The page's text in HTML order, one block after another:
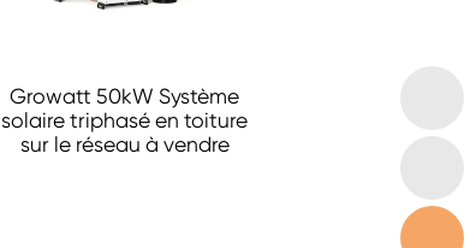
Growatt 50kW Système
solaire triphasé en toiture
sur le réseau à vendre